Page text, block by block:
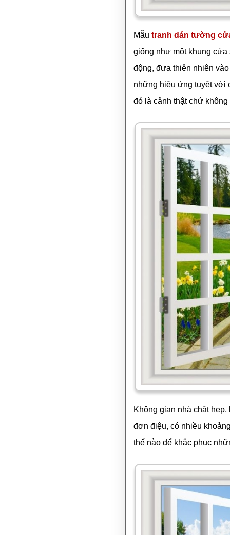
Mẫu tranh dán tường
giống như một khung
động, đưa thiên nhiên
những hiệu ứng tuyệt vời
đó là cảnh thật chứ
Không gian nhà chật
đơn điệu, có nhiều
thế nào để khắc phục